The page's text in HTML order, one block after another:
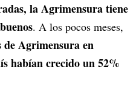
la Agrimensura tiene
. A los pocos meses,
Agrimensura en
habían crecido un 52%